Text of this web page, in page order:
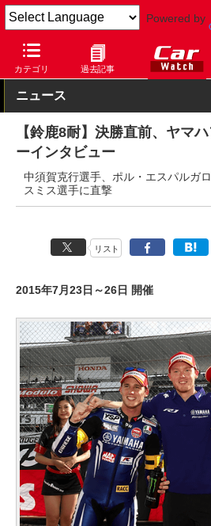
Powered by
カテゴリ 過去記事
Car Watch モータースポーツ モー
ニュース
【鈴鹿8耐】決勝直前、ヤマ
ーインタビュー
中須賀克行選手、ポル・エスパルガ
スミス選手に直撃
リスト
2015年7月23日～26日 開催